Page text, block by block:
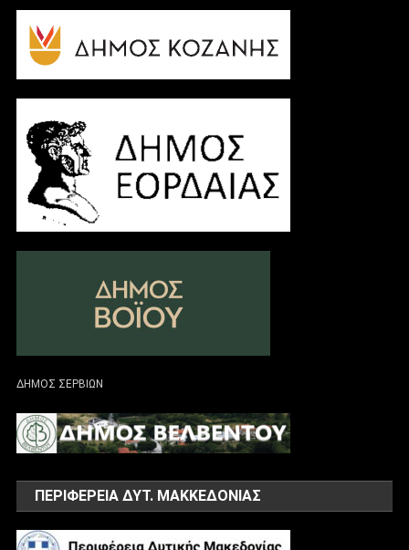
ΔΗΜΟΣ ΣΕΡΒΙΩΝ
ΠΕΡΙΦΕΡΕΙΑ ΔΥΤ. ΜΑΚΚΕΔΟΝΙΑΣ